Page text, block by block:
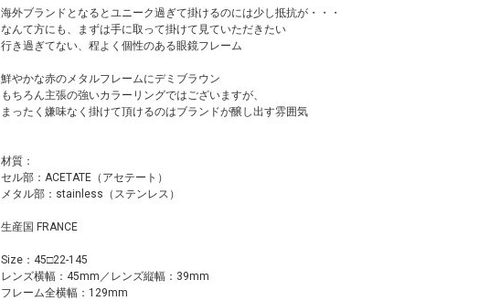
海外ブランドとなるとユニーク過ぎて掛けるのには少し抵抗が・・・
なんて方にも、まずは手に取って掛けて見ていただきたい
行き過ぎてない、程よく個性のある眼鏡フレーム
鮮やかな赤のメタルフレームにデミブラウン
もちろん主張の強いカラーリングではございますが、
まったく嫌味なく掛けて頂けるのはブランドが醸し出す雰囲気
材質：
セル部：ACETATE（アセテート）
メタル部：stainless（ステンレス）
生産国 FRANCE
Size：45□22-145
レンズ横幅：45mm／レンズ縦幅：39mm
フレーム全横幅：129mm